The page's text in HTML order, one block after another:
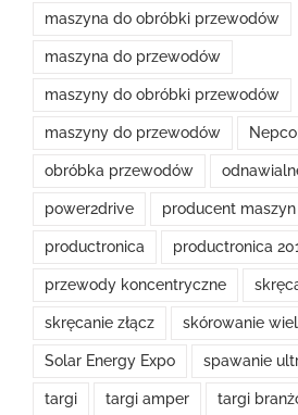
maszyna do obróbki przewodów
maszyna do przewodów
maszyny do obróbki przewodów
maszyny do przewodów
obróbka przewodów
power2drive producent
productronica productronica
przewody koncentryczne
skręcanie złącz skórowanie
Solar Energy Expo spawanie
targi targi amper targi